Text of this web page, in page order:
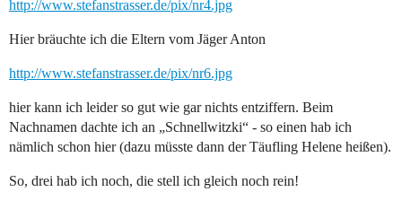
http://www.stefanstrasser.de/pix/nr4.jpg
Hier bräuchte ich die Eltern vom Jäger Anton
http://www.stefanstrasser.de/pix/nr6.jpg
hier kann ich leider so gut wie gar nichts entziffern. Beim
Nachnamen dachte ich an „Schnellwitzki“ - so einen hab ich
nämlich schon hier (dazu müsste dann der Täufling Helene heißen).
So, drei hab ich noch, die stell ich gleich noch rein!